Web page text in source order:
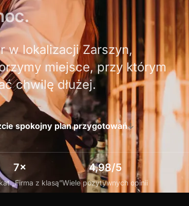
w lokalizacji Zarszyn,
miejsce, przy którym
chwilę dłużej.
spokojny plan przygotowań↓
7×
„Firma z klasą”
4,98/5
Wiele pozytywnych opinii